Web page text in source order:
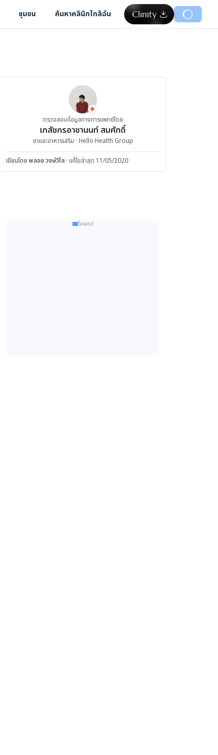
ชุมชน ค้นหาคลินิกใกล้ฉัน
ตรวจสอบข้อมูลทางการแพทย์โดย
เภสัชกรอาชานนท์ สมศักดิ์
ยาและอาหารเสริม · Hello Health Group
เขียนโดย พลอย วงษ์วิไล · แก้ไขล่าสุด 11/05/2020
โฆษณา